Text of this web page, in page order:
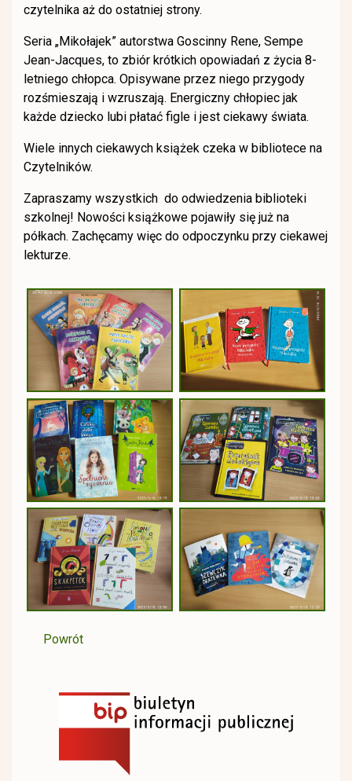
czytelnika aż do ostatniej strony.
Seria „Mikołajek” autorstwa Goscinny Rene, Sempe
Jean-Jacques, to zbiór krótkich opowiadań z życia 8-
letniego chłopca. Opisywane przez niego przygody
rozśmieszają i wzruszają. Energiczny chłopiec jak
każde dziecko lubi płatać figle i jest ciekawy świata.
Wiele innych ciekawych książek czeka w bibliotece na
Czytelników.
Zapraszamy wszystkich do odwiedzenia biblioteki
szkolnej! Nowości książkowe pojawiły się już na
półkach. Zachęcamy więc do odpoczynku przy ciekawej
lekturze.
Powrót